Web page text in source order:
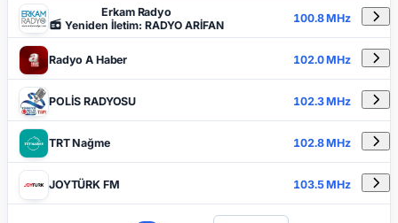
Erkam Radyo
Yeniden İletim: RADYO ARİFAN
100.8 MHz
Radyo A Haber 102.0 MHz
POLİS RADYOSU 102.3 MHz
TRT Nağme 102.8 MHz
JOYTÜRK FM 103.5 MHz